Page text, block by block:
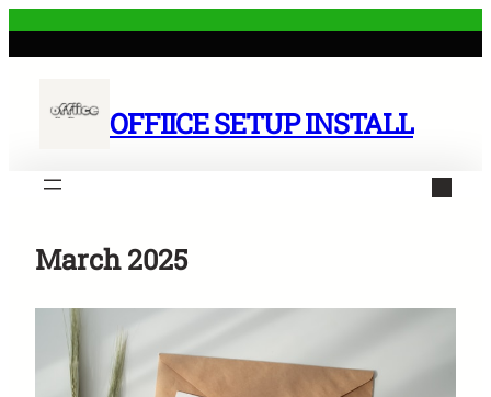
OFFIICE SETUP INSTALL
March 2025